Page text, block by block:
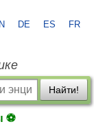
DE ES FR
Найти!
⚽